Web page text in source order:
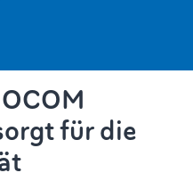
für die